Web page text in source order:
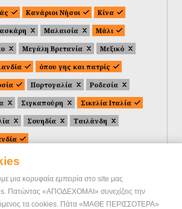
μια κορυφαία εμπειρία στο site μας
Πατώντας «ΑΠΟΔΕΧΟΜΑΙ» συνεχίζεις την
τα cookies. Πάτα «ΜΑΘΕ ΠΕΡΙΣΣΟΤΕΡΑ»
Κανάριοι Νήσοι
Κίνα
Μαλαισία
Μάλι
Μεγάλη Βρετανία
Μεξικό
όπου γης και πατρίς
Πορτογαλία
Ροδεσία
Σιγκαπούρη
Σικελία Ιταλία
Σουηδία
Ταιλάνδη